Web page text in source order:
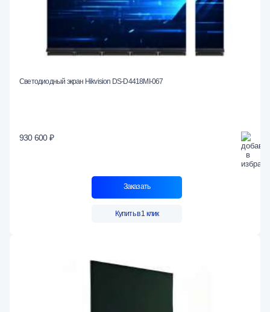
Светодиодный экран Hikvision DS-D4418MI-067
930 600 ₽
Заказать
Купить в 1 клик